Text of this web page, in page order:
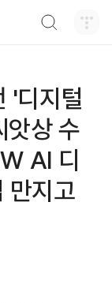
'디지털
앗상 수
AI 디
만지고